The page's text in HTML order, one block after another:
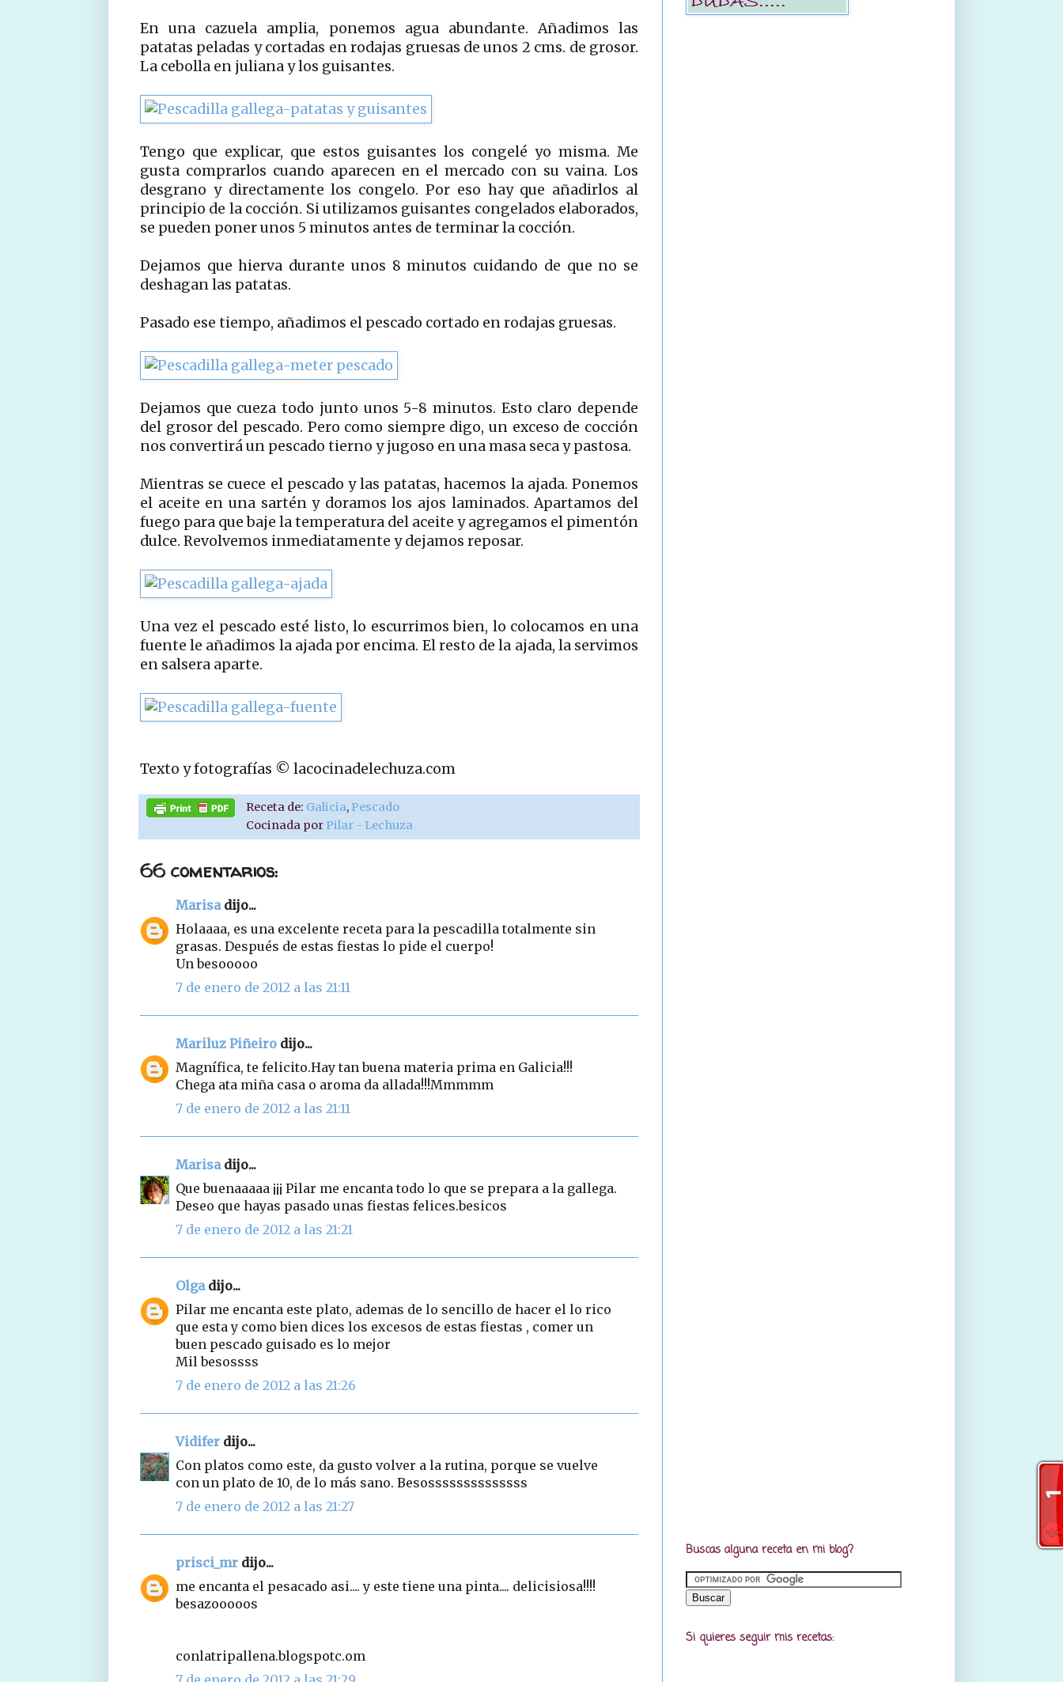
En una cazuela amplia, ponemos agua abundante. Añadimos las
patatas peladas y cortadas en rodajas gruesas de unos 2 cms. de grosor.
La cebolla en juliana y los guisantes.
Tengo que explicar, que estos guisantes los congelé yo misma. Me
gusta comprarlos cuando aparecen en el mercado con su vaina. Los
desgrano y directamente los congelo. Por eso hay que añadirlos al
principio de la cocción. Si utilizamos guisantes congelados elaborados,
se pueden poner unos 5 minutos antes de terminar la cocción.
Dejamos que hierva durante unos 8 minutos cuidando de que no se
deshagan las patatas.
Pasado ese tiempo, añadimos el pescado cortado en rodajas gruesas.
Dejamos que cueza todo junto unos 5-8 minutos. Esto claro depende
del grosor del pescado. Pero como siempre digo, un exceso de cocción
nos convertirá un pescado tierno y jugoso en una masa seca y pastosa.
Mientras se cuece el pescado y las patatas, hacemos la ajada. Ponemos
el aceite en una sartén y doramos los ajos laminados. Apartamos del
fuego para que baje la temperatura del aceite y agregamos el pimentón
dulce. Revolvemos inmediatamente y dejamos reposar.
Una vez el pescado esté listo, lo escurrimos bien, lo colocamos en una
fuente le añadimos la ajada por encima. El resto de la ajada, la servimos
en salsera aparte.
Texto y fotografías © lacocinadelechuza.com
Receta de: Galicia, Pescado
Cocinada por Pilar - Lechuza
66 comentarios:
Marisadijo...
Holaaaa, es una excelente receta para la pescadilla totalmente sin
grasas. Después de estas fiestas lo pide el cuerpo!
Un besooooo
7 de enero de 2012 a las 21:11
Mariluz Piñeiro dijo...
Magnífica, te felicito.Hay tan buena materia prima en Galicia!!!
Chega ata miña casa o aroma da allada!!!Mmmmm
7 de enero de 2012 a las 21:11
Marisadijo...
Que buenaaaaa ¡¡¡ Pilar me encanta todo lo que se prepara a la gallega.
Deseo que hayas pasado unas fiestas felices.besicos
7 de enero de 2012 a las 21:21
Olgadijo...
Pilar me encanta este plato, ademas de lo sencillo de hacer el lo rico
que esta y como bien dices los excesos de estas fiestas , comer un
buen pescado guisado es lo mejor
Mil besossss
7 de enero de 2012 a las 21:26
Vidifer dijo...
Con platos como este, da gusto volver a la rutina, porque se vuelve
con un plato de 10, de lo más sano. Besossssssssssssss
7 de enero de 2012 a las 21:27
prisci_mr dijo...
me encanta el pesacado asi.... y este tiene una pinta.... delicisiosa!!!!
besazooooos
conlatripallena.blogspotc.om
Buscas alguna receta en mi blog?
Si quieres seguir mis recetas: